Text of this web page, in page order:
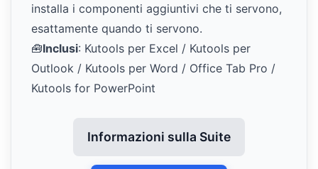
installa i componenti aggiuntivi che ti servono,
esattamente quando ti servono.
🧰Inclusi: Kutools per Excel / Kutools per
Outlook / Kutools per Word / Office Tab Pro /
Kutools for PowerPoint
Informazioni sulla Suite